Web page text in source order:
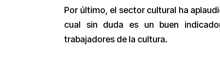
Por último, el sector cultural ha
cual sin duda es un buen
trabajadores de la cultura.